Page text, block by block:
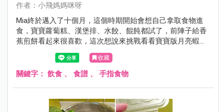
作者：小飛媽媽咪呀
Mia終於邁入了十個月，這個時期開始會想自己拿取食物進
食，寶寶蘿蔔糕、漢堡排、水餃、餛飩都試了，前陣子給香
蕉煎餅看起來很喜歡，這次想說來挑戰看看寶寶版月亮蝦餅
收藏
關鍵字： 飲食 、 食譜 、 手指食物